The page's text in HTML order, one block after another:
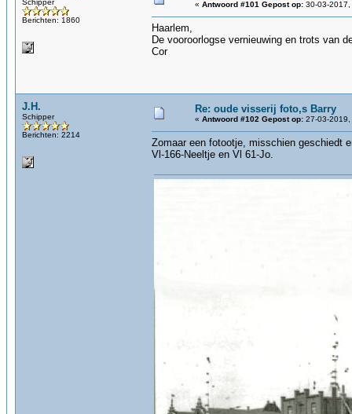
Schipper
Berichten: 1860
« Antwoord #101 Gepost op: 30-03-
Haarlem,
De vooroorlogse vernieuwing en trots van
Cor
J.H.
Schipper
Berichten: 2214
Re: oude visserij foto,s Barry
« Antwoord #102 Gepost op: 27-03-
Zomaar een fotootje, misschien geschiedt
Vl-166-Neeltje en Vl 61-Jo.